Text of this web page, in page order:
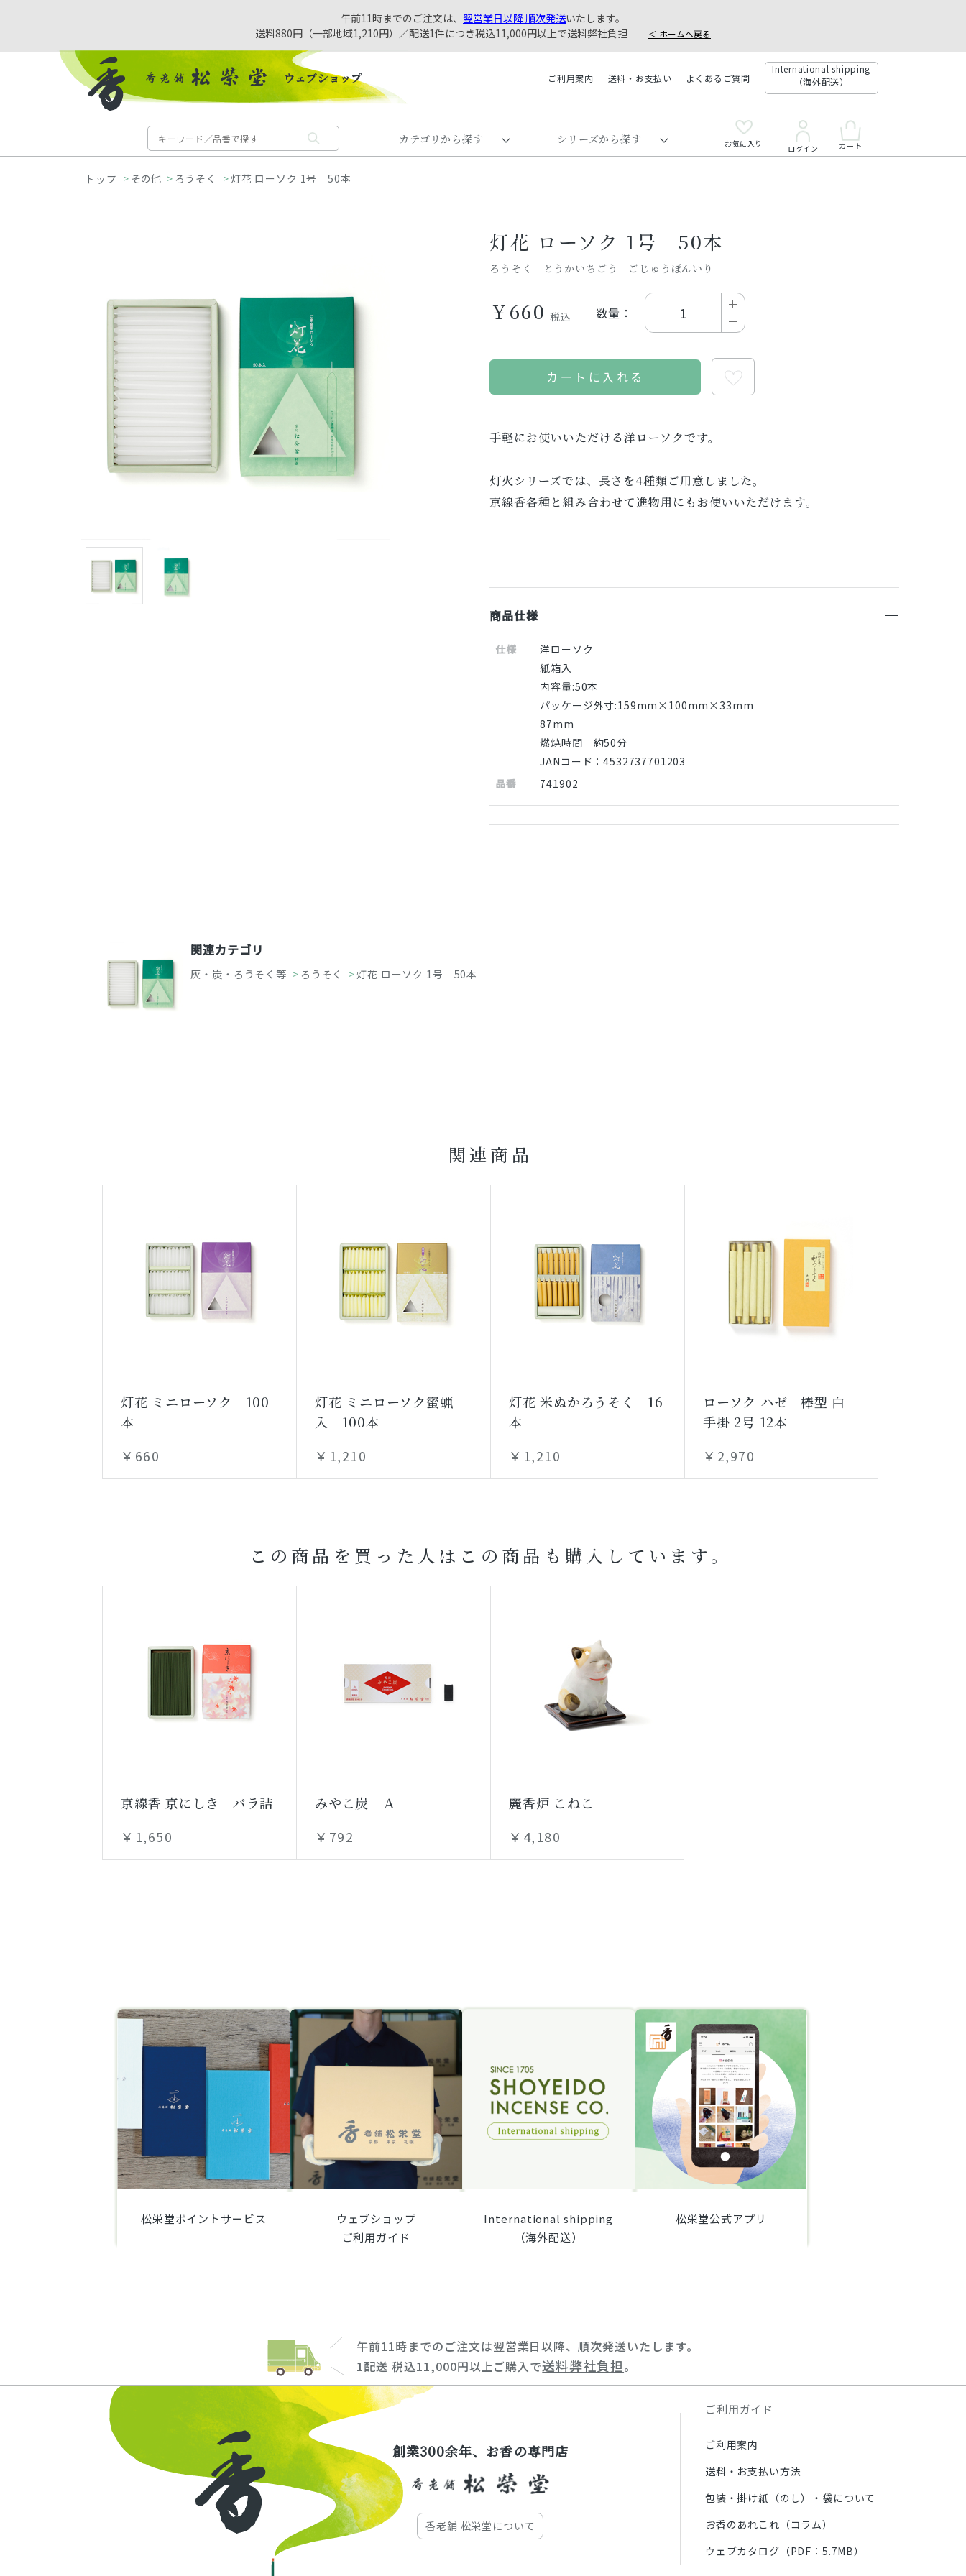
午前11時までのご注文は、 翌営業日以降 順次発送いたします。
送料880円（一部地域1,210円）／配送1件につき税込11,000円以上で送料弊社負担
＜ ホームへ戻る
ご利用案内 送料・お支払い よくあるご質問
International shipping
（海外配送）
カテゴリから探す シリーズから探す お気に入り ログイン カート
> その他 > ろうそく > 灯花 ローソク 1号 50本
灯花 ローソク 1号 50本
ろうそく とうかいちごう ごじゅうぽんいり
￥660 数量：
カートに入れる
手軽にお使いいただける洋ローソクです。
灯火シリーズでは、長さを4種類ご用意しました。
京線香各種と組み合わせて進物用にもお使いいただけます。
商品仕様
仕様
洋ローソク
紙箱入
内容量:50本
パッケージ外寸:159mm×100mm×33mm
87mm
燃焼時間 約50分
JANコード：4532737701203
品番
741902
関連カテゴリ
灰・炭・ろうそく等 > ろうそく > 灯花 ローソク 1号 50本
関連商品
灯花 ミニローソク 100
本
￥660
灯花 ミニローソク蜜蝋
入 100本
￥1,210
灯花 米ぬかろうそく 16
本
￥1,210
ローソク ハゼ 棒型 白
手掛 2号 12本
￥2,970
この商品を買った人はこの商品も購入しています。
京線香 京にしき バラ詰
￥1,650
みやこ炭 Ａ
￥792
麗香炉 こねこ
￥4,180
松栄堂ポイントサービス
ウェブショップ
ご利用ガイド
International shipping
（海外配送）
松栄堂公式アプリ
午前11時までのご注文は翌営業日以降、順次発送いたします。
1配送 税込11,000円以上ご購入で送料弊社負担。
創業300余年、お香の専門店
香老舗 松栄堂について
ご利用ガイド
ご利用案内
送料・お支払い方法
包装・掛け紙（のし）・袋について
お香のあれこれ（コラム）
ウェブカタログ（PDF：5.7MB）